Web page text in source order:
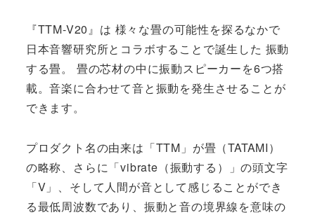
『TTM-V20』は 様々な畳の可能性を探るなかで
日本音響研究所とコラボすることで誕生した 振動
する畳。 畳の芯材の中に振動スピーカーを6つ搭
載。音楽に合わせて音と振動を発生させることが
できます。
プロダクト名の由来は「TTM」が畳（TATAMI）
の略称、さらに「vibrate（振動する）」の頭文字
「V」、そして人間が音として感じることができ
る最低周波数であり、振動と音の境界線を意味の